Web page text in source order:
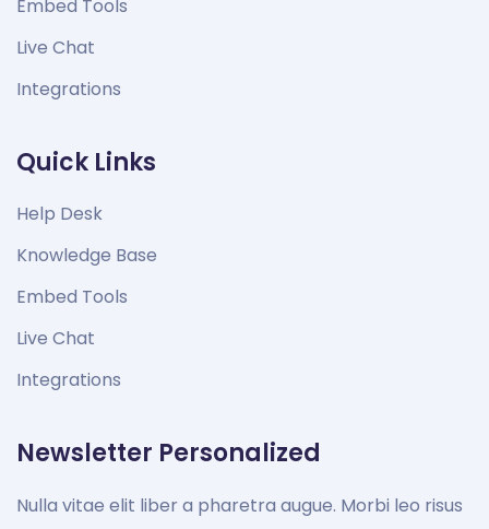
Embed Tools
Live Chat
Integrations
Quick Links
Help Desk
Knowledge Base
Embed Tools
Live Chat
Integrations
Newsletter Personalized
Nulla vitae elit liber a pharetra augue. Morbi leo risus